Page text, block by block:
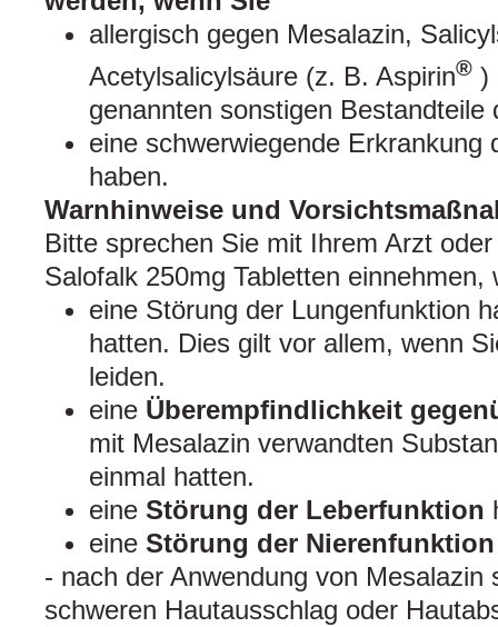
allergisch gegen Mesalazin,
Acetylsalicylsäure (z. B. Aspirin® )
genannten sonstigen
eine schwerwiegende Erkrankung
haben.
Warnhinweise und
Bitte sprechen Sie mit Ihrem Arzt
Salofalk 250mg Tabletten einnehmen,
eine Störung der Lungenfunktion
hatten. Dies gilt vor allem, wenn
leiden.
eine Überempfindlichkeit
mit Mesalazin verwandten
einmal hatten.
eine Störung der Leberfunktion
eine Störung der Nierenfunktion
- nach der Anwendung von Mesalazin
schweren Hautausschlag oder